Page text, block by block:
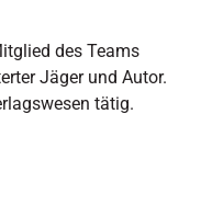
des Teams
Jäger und Autor.
tätig.